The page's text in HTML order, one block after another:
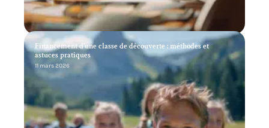
Financement d’une classe de découverte : méthodes et
astuces pratiques
11 mars 2026